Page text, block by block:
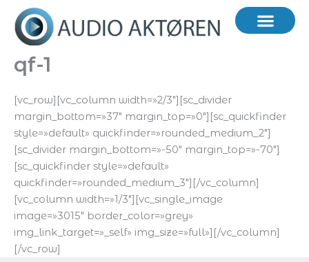
Hopp
rett
innholdet
qf-1
[vc_row][vc_column width=»2/3″][sc_divider
margin_bottom=»37″ margin_top=»0″][sc_quickfinder
style=»default» quickfinder=»rounded_medium_2″]
[sc_divider margin_bottom=»-50″ margin_top=»-70″]
[sc_quickfinder style=»default»
quickfinder=»rounded_medium_3″][/vc_column]
[vc_column width=»1/3″][vc_single_image
image=»3015″ border_color=»grey»
img_link_target=»_self» img_size=»full»][/vc_column]
[/vc_row]